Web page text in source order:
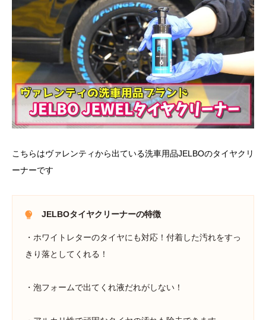
こちらはヴァレンティから出ている洗車用品JELBOのタイヤクリ
ーナーです
JELBOタイヤクリーナーの特徴
・ホワイトレターのタイヤにも対応！付着した汚れをすっ
きり落としてくれる！
・泡フォームで出てくれ液だれがしない！